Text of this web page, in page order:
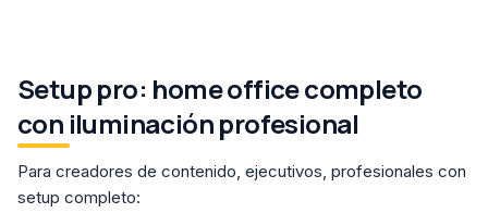
Setup pro: home office completo
con iluminación profesional
Para creadores de contenido, ejecutivos, profesionales con
setup completo: